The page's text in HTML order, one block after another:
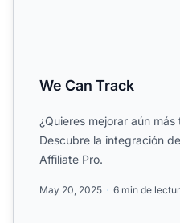
We Can Track
¿Quieres mejorar aún
Descubre la integración
Affiliate Pro.
May 20, 2025 6 min de